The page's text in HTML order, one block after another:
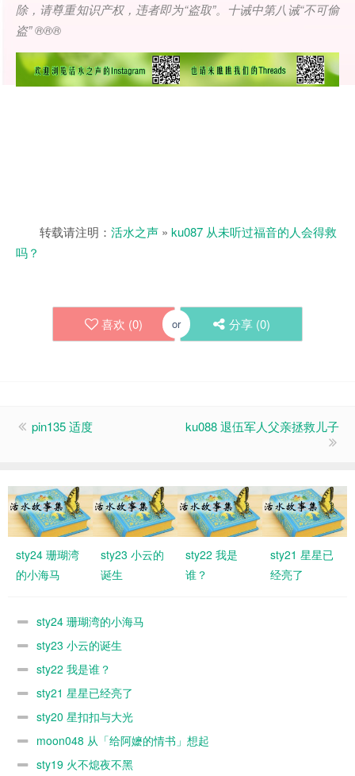
除，请尊重知识产权，违者即为“盗取”。十诫中第八诫“不可偷
盗” ®®®
转载请注明： 活水之声 » ku087 从未听过福音的人会得救
吗？
喜欢 (0) or 分享 (0)
pin135 适度 ku088 退伍军人父亲拯救儿子
sty24 珊瑚湾
的小海马
sty23 小云的
诞生
sty22 我是
谁？
sty21 星星已
经亮了
sty24 珊瑚湾的小海马
sty23 小云的诞生
sty22 我是谁？
sty21 星星已经亮了
sty20 星扣扣与大光
moon048 从「给阿嬷的情书」想起
sty19 火不熄夜不黑